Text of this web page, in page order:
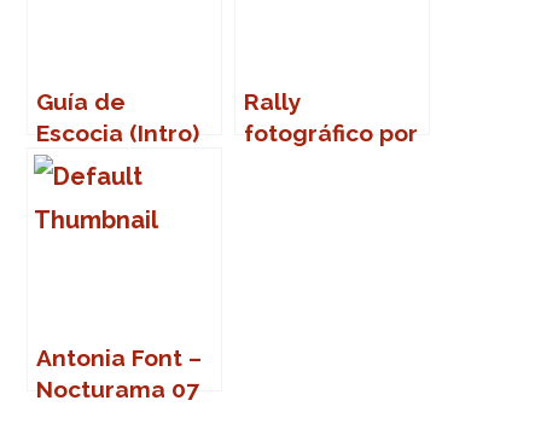
Guía de
Escocia (Intro)
Rally
fotográfico por
Antonia Font –
Nocturama 07